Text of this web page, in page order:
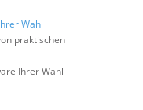
Wahl
praktischen
Ihrer Wahl